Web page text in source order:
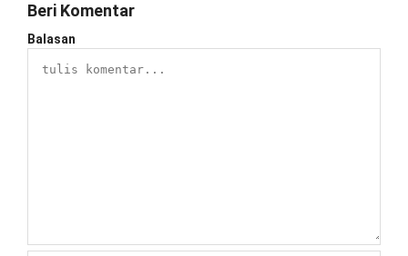
Beri Komentar
Balasan